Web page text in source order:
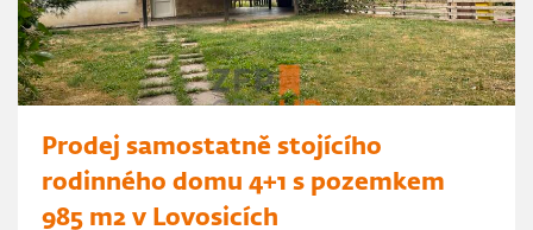
Prodej samostatně stojícího
rodinného domu 4+1 s pozemkem
985 m2 v Lovosicích